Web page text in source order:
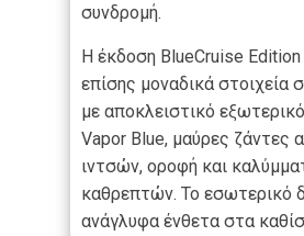
συνδρομή.
Η έκδοση BlueCruise Edition
επίσης μοναδικά στοιχεία
με αποκλειστικό
Vapor Blue, μαύρες ζάντες
ιντσών, οροφή και
καθρεπτών. Το εσωτερικό
ανάγλυφα ένθετα στα